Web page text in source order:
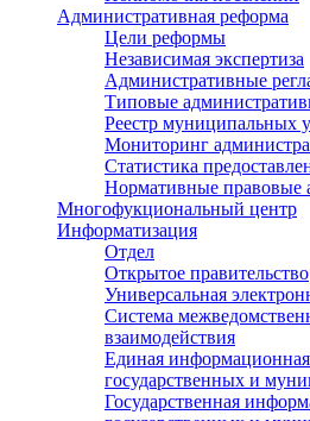
Административная реформа
Цели реформы
Независимая экспертиза
Административные
Типовые
Реестр муниципальных
Мониторинг
Статистика
Нормативные правовые
Многофукциональный центр
Информатизация
Отдел
Открытое правительство
Универсальная
Система
взаимодействия
Единая информационная
государственных и
Государственная